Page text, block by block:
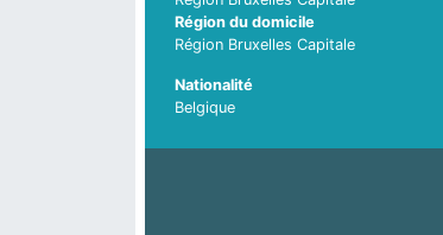
Région du domicile
Région Bruxelles Capitale
Nationalité
Belgique